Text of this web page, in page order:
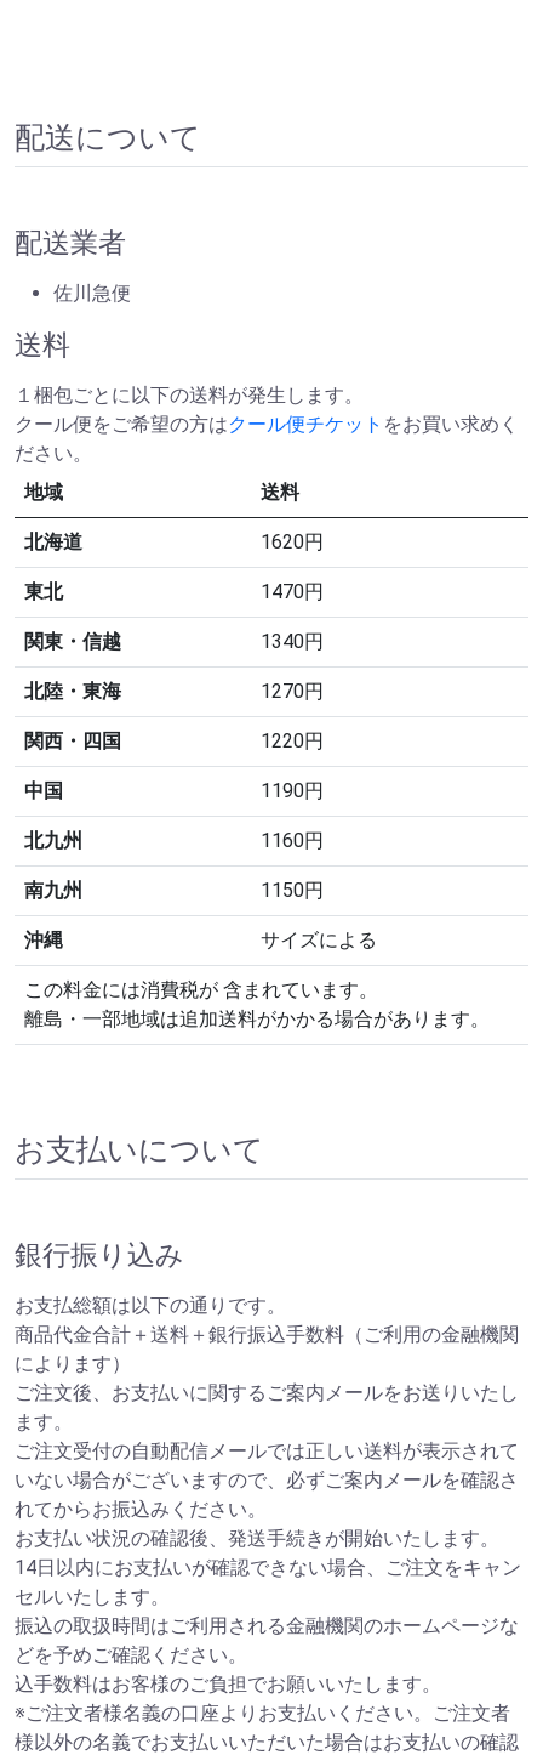
配送について
配送業者
佐川急便
送料
１梱包ごとに以下の送料が発生します。
クール便をご希望の方はクール便チケット をお買い求めく
ださい。
地域
送料
北海道 1620円
東北 1470円
関東・信越 1340円
北陸・東海 1270円
関西・四国 1220円
中国 1190円
北九州 1160円
南九州 1150円
沖縄 サイズによる
この料金には消費税が 含まれています。
離島・一部地域は追加送料がかかる場合があります。
お支払いについて
銀行振り込み
お支払総額は以下の通りです。
商品代金合計＋送料＋銀行振込手数料（ご利用の金融機関
によります）
ご注文後、お支払いに関するご案内メールをお送りいたし
ます。
ご注文受付の自動配信メールでは正しい送料が表示されて
いない場合がございますので、必ずご案内メールを確認さ
れてからお振込みください。
お支払い状況の確認後、発送手続きが開始いたします。
14日以内にお支払いが確認できない場合、ご注文をキャン
セルいたします。
振込の取扱時間はご利用される金融機関のホームページな
どを予めご確認ください。
込手数料はお客様のご負担でお願いいたします。
※ご注文者様名義の口座よりお支払いください。ご注文者
様以外の名義でお支払いいただいた場合はお支払いの確認